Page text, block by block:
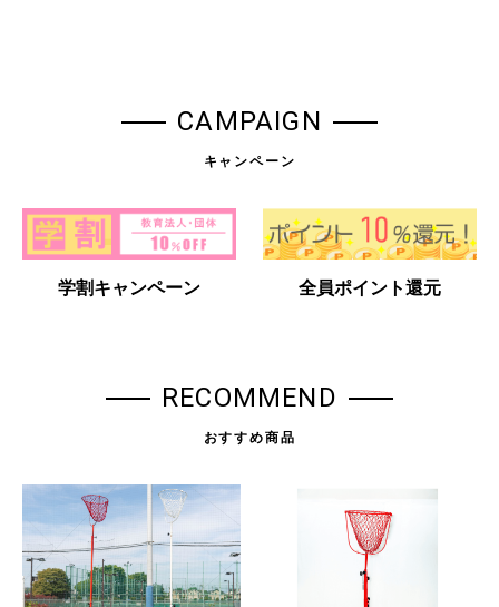
CAMPAIGN
キャンペーン
学割キャンペーン 全員ポイント還元
RECOMMEND
おすすめ商品